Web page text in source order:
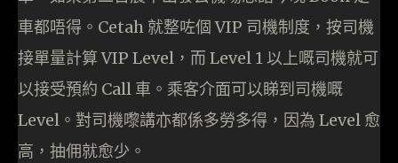
車都唔得。Cetah 就整咗個 VIP 司機制度，按司機
接單量計算 VIP Level，而 Level 1 以上嘅司機就可
以接受預約 Call 車。乘客介面可以睇到司機嘅
Level。對司機嚟講亦都係多勞多得，因為 Level 愈
高，抽佣就愈少。